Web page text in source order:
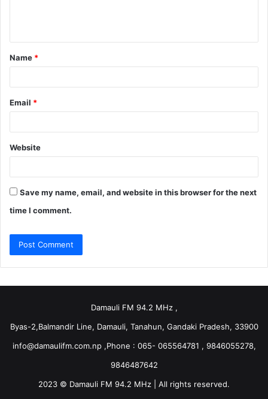
t
*
Name *
Email *
Website
Save my name, email, and website in this browser for the next
time I comment.
Damauli FM 94.2 MHz ,
Byas-2,Balmandir Line, Damauli, Tanahun, Gandaki Pradesh, 33900
info@damaulifm.com.np,Phone : 065- 065564781 , 9846055278,
9846487642
2023 © Damauli FM 94.2 MHz | All rights reserved.